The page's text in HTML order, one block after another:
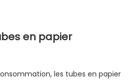
en papier
les tubes en papier